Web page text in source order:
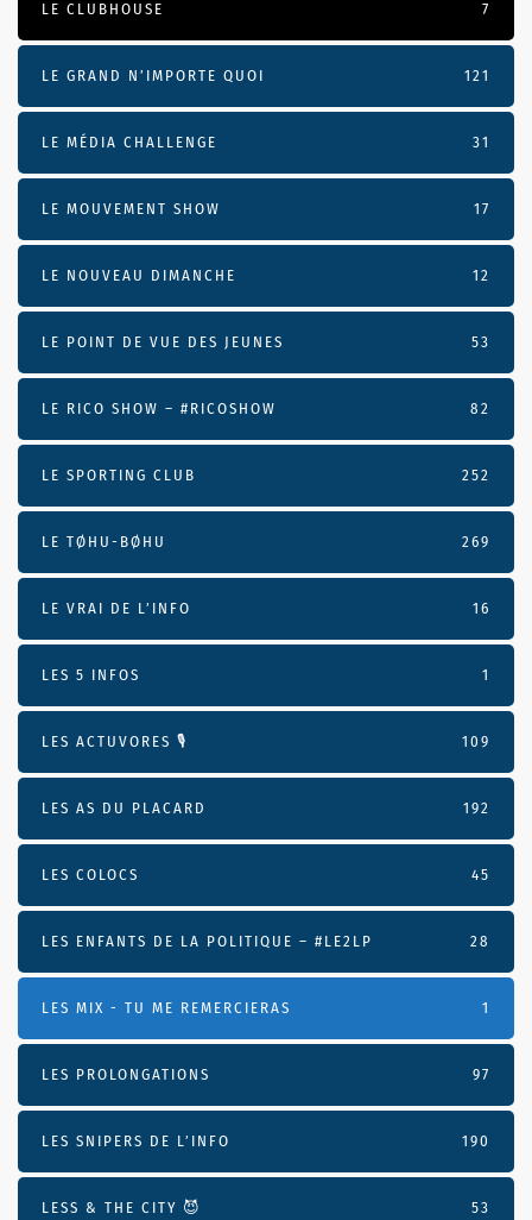
LE CLUBHOUSE 7
LE GRAND N’IMPORTE QUOI 121
LE MÉDIA CHALLENGE 31
LE MOUVEMENT SHOW 17
LE NOUVEAU DIMANCHE 12
LE POINT DE VUE DES JEUNES 53
LE RICO SHOW – #RICOSHOW 82
LE SPORTING CLUB 252
LE TØHU-BØHU 269
LE VRAI DE L’INFO 16
LES 5 INFOS 1
LES ACTUVORES 🎙 109
LES AS DU PLACARD 192
LES COLOCS 45
LES ENFANTS DE LA POLITIQUE – #LE2LP 28
LES MIX - TU ME REMERCIERAS 1
LES PROLONGATIONS 97
LES SNIPERS DE L’INFO 190
LESS & THE CITY 😈 53